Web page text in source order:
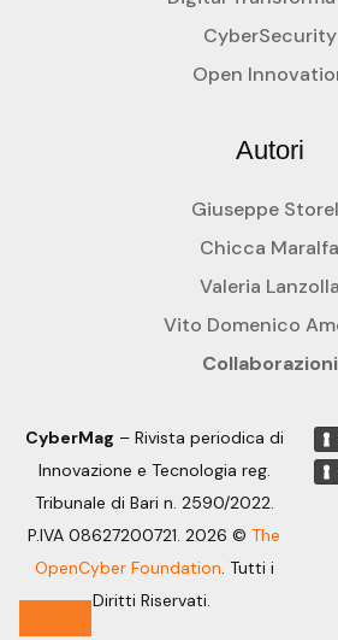
CyberSecurity
Open
Autori
Giuseppe
Chicca Maralfa
Valeria Lanzolla
Vito Domenico
Collaborazioni
CyberMag – Rivista periodica di
Innovazione e Tecnologia reg.
Tribunale di Bari n. 2590/2022.
P.IVA 08627200721. 2026 ©The
OpenCyber Foundation. Tutti i
Diritti Riservati.